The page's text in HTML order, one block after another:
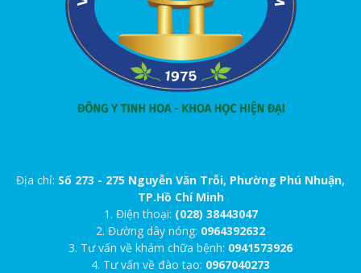
Địa chỉ: Số 273 - 275 Nguyễn Văn Trỗi, Phường Phú Nhuận,
TP.Hồ Chí Minh
1. Điện thoại: (028) 38443047
2. Đường dây nóng: 0964392632
3. Tư vấn về khám chữa bệnh: 0941573926
4. Tư vấn về đào tạo: 0967040273